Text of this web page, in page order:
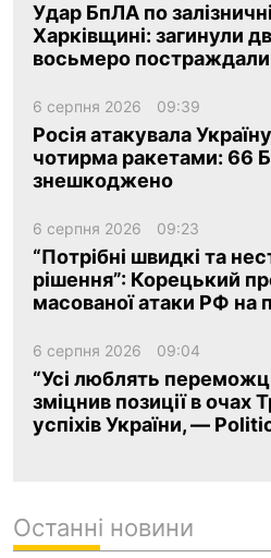
Удар БпЛА по
Харківщині: загинули
восьмеро постраждали
6 серпня 2026 09:39
Росія атакувала
чотирма ракетами: 66
знешкоджено
6 серпня 2026 09:23
“Потрібні швидкі та
рішення”: Корецький
масованої атаки РФ на
6 серпня 2026 09:04
“Усі люблять
зміцнив позиції в очах
успіхів України, —
Останні новини